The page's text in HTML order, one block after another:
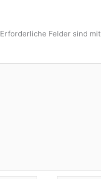
Erforderliche Felder sind mit